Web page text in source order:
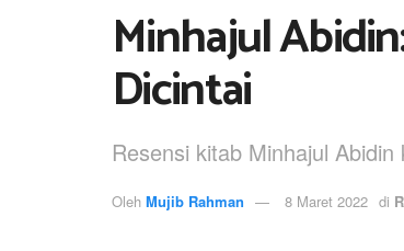
Minhajul
Dicintai
Resensi kitab Minhajul
Oleh Mujib Rahman 8 Maret 2022 di